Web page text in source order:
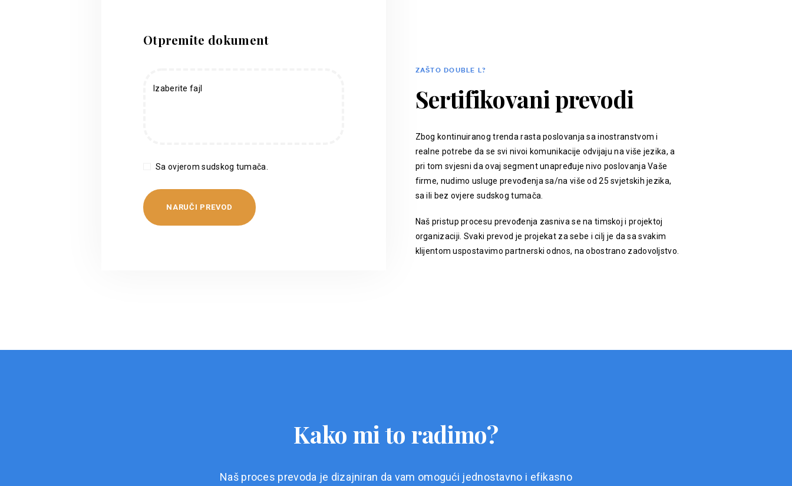
Otpremite dokument
Izaberite fajl
Sa ovjerom sudskog tumača.
ZAŠTO DOUBLE L?
Sertifikovani prevodi
Zbog kontinuiranog trenda rasta poslovanja sa inostranstvom i
realne potrebe da se svi nivoi komunikacije odvijaju na više jezika, a
pri tom svjesni da ovaj segment unapređuje nivo poslovanja Vaše
firme, nudimo usluge prevođenja sa/na više od 25 svjetskih jezika,
sa ili bez ovjere sudskog tumača.
Naš pristup procesu prevođenja zasniva se na timskoj i projektoj
organizaciji. Svaki prevod je projekat za sebe i cilj je da sa svakim
klijentom uspostavimo partnerski odnos, na obostrano zadovoljstvo.
Kako mi to radimo?
Naš proces prevoda je dizajniran da vam omogući jednostavno i efikasno